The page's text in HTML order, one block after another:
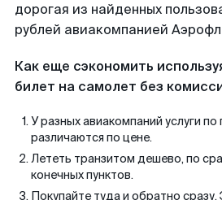
дорогая из найденных
рублей авиакомпанией
Как еще сэкономить
билет на самолет без
У разных авиакомпаний услуги по
различаются по цене.
Лететь транзитом дешево, по
конечных пунктов.
Покупайте туда и обратно